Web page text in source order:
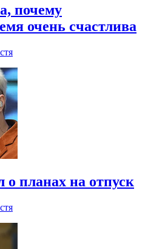
почему
очень счастлива
планах на отпуск